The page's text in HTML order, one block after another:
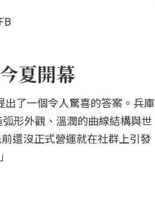
夏開幕
了一個令人驚喜的答案。兵庫
形外觀、溫潤的曲線結構與世
還沒正式營運就在社群上引發